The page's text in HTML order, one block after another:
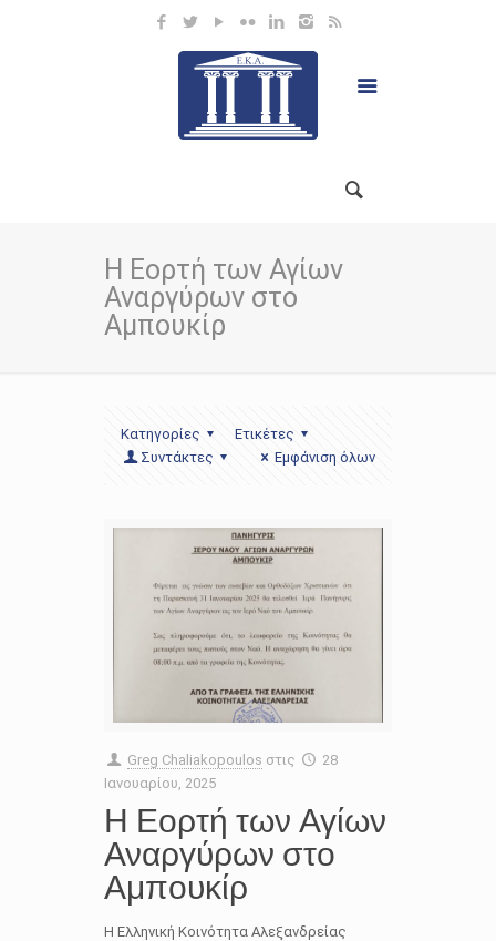
Η Εορτή των Αγίων
Αναργύρων στο
Αμπουκίρ
Κατηγορίες
Ετικέτες
Συντάκτες
Εμφάνιση όλων
Greg Chaliakopoulos στις
28
Ιανουαρίου, 2025
Η Εορτή των Αγίων
Αναργύρων στο
Αμπουκίρ
Η Ελληνική Κοινότητα Αλεξανδρείας